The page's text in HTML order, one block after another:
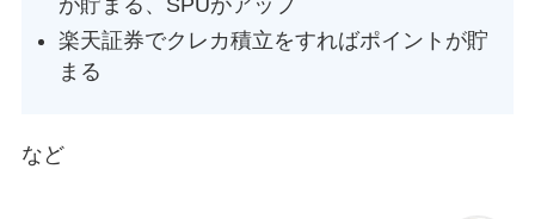
楽天証券でクレカ積立をすればポイントが貯
まる
など